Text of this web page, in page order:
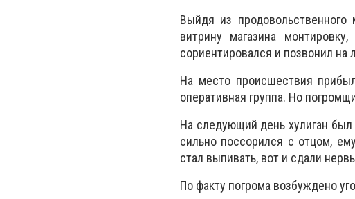
Выйдя из
витрину магазина
сориентировался и позвонил на
На место происшествия
оперативная группа. Но
На следующий день хулиган был
сильно поссорился с отцом,
стал выпивать, вот и сдали
По факту погрома возбуждено